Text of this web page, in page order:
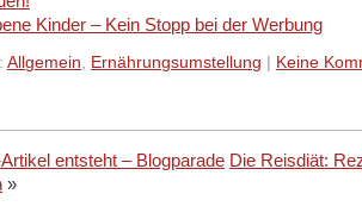
Kinder – Kein Stopp bei der Werbung
Allgemein, Ernährungsumstellung Keine
entsteht – Blogparade Die Reisdiät:
»